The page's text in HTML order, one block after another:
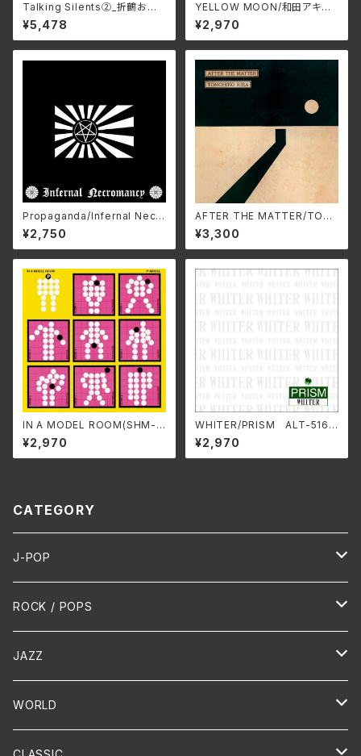
Talking Silents②_折鶴お千、
唐人お吉 DMSF-1007(仕様:
DVD)
¥5,478
YELLOW MOON/和田アキ
ラ ALT-527C(仕様:CD)
¥2,970
Propaganda/Infernal Necr
omancy ZDR-073(仕様:C
D)
¥2,750
AFTER THE MATTER/TOM
OHIKO KIRA HARV-0025
(仕様:CD)
¥3,300
IN A MODEL ROOM(SHM-C
D EDITION)/P-MODEL SS
-1001A(仕様:SHM-CD)
¥2,970
WHITER/PRISM ALT-516C
(仕様:CD)
¥2,970
CATEGORY
J-POP
HR/HM
演歌 / 歌謡曲
PUNK/HARDCORE
Hip-Hop/Dancehall Reggae
ROCK / POPS
Oldies
HR/HM
JAZZ
Vocal
Piano
WORLD
HAWAIIAN